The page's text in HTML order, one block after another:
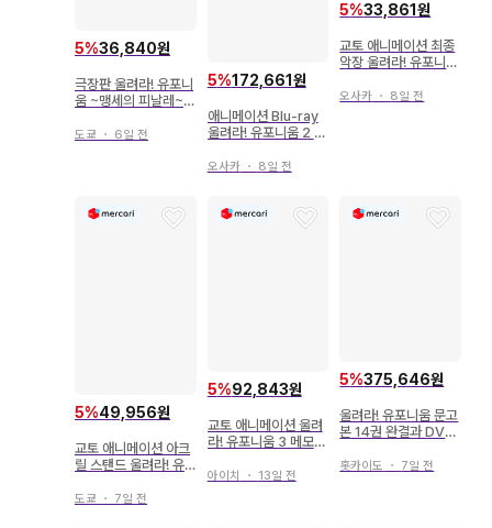
5%36,840원
극장판 울려라! 유포니
움 ~맹세의 피날레~
키코 오리지널 코스터
도쿄 ・ 6일 전
5%172,661원
애니메이션 Blu-ray
울려라! 유포니움 2 Bl
오사카・ 8일 전
5%33,861원
교토 애니메이션 최종
악장 울려라! 유포니움
오사카 ・ 8일 전
5%49,956원
교토 애니메이션 아크
릴 스탠드 울려라! 유
나
도쿄 ・ 7일 전
5%92,843원
교토 애니메이션 울려
라! 유포니움 3 메모리
아이치 ・ 13일 전
5%375,646원
울려라! 유포니움 문고
본 14권 완결과 DVD
홋카이도 ・ 7일 전